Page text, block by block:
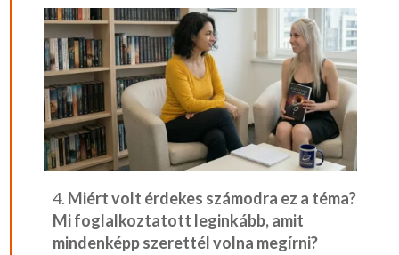
Miért volt érdekes számodra ez a téma?
Mi foglalkoztatott leginkább, amit
mindenképp szerettél volna megírni?